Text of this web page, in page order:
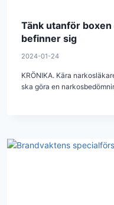
Tänk utanför boxen
befinner sig
2024-01-24
KRÖNIKA. Kära
ska göra en